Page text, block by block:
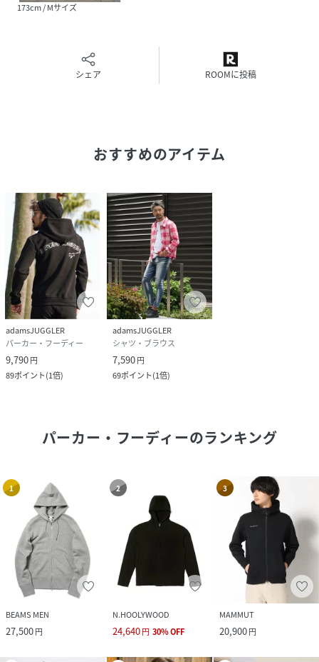
173cm / Mサイズ
シェア ROOMに投稿
おすすめのアイテム
adamsJUGGLER
パーカー・フーディー
9,790円
89ポイント(1倍)
adamsJUGGLER
シャツ・ブラウス
7,590円
69ポイント(1倍)
パーカー・フーディーのランキング
1
BEAMS MEN
27,500円
2
N.HOOLYWOOD
24,640円 30%OFF
3
MAMMUT
20,900円